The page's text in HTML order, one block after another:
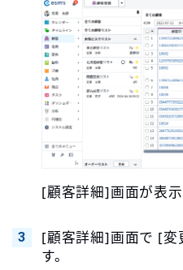
[顧客詳細]画面が表示
[顧客詳細]画面で [変
す。